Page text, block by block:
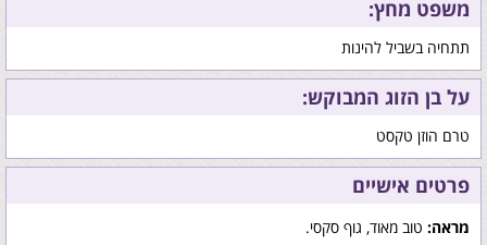
משפט מחץ:
תתחיה בשביל להינות
על בן הזוג המבוקש:
טרם הוזן טקסט
פרטים אישיים
מראה: טוב מאוד, גוף סקסי.